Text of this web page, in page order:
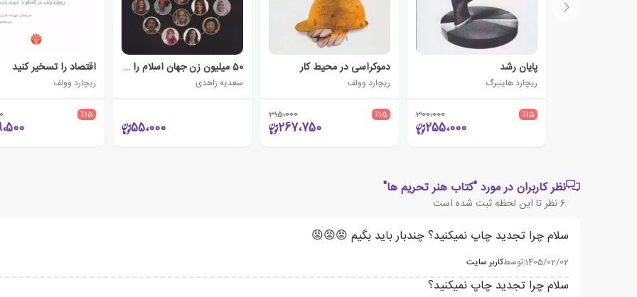
پایان رشد
ریچارد هاینبرگ
٪15 300،000
255،000
دموکراسی در محیط کار
ریچارد وولف
٪15 315،000
267،750
50 میلیون زن جهان اسلام را تغییر می دهند
سعدیه زاهدی
55،000
اقتصاد را تسخیر کنید
ریچارد وولف
٪15
نظر کاربران در مورد "کتاب هنر تحریم ها"
6نظر تا این لحظه ثبت شده است
سلام چرا تجدید چاپ نمیکنید؟ چندبار باید بگیم 😡😡😡
1405/02/02
|توسطکاربر سایت
سلام چرا تجدید چاپ نمیکنید؟